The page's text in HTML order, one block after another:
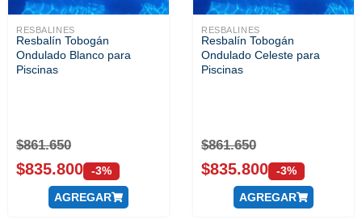
RESBALINES
Resbalín Tobogán
Ondulado Blanco para
Piscinas
$861.650
$835.800 -3%
AGREGAR
RESBALINES
Resbalín Tobogán
Ondulado Celeste para
Piscinas
$861.650
$835.800 -3%
AGREGAR